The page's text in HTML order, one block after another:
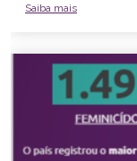
Saiba mais